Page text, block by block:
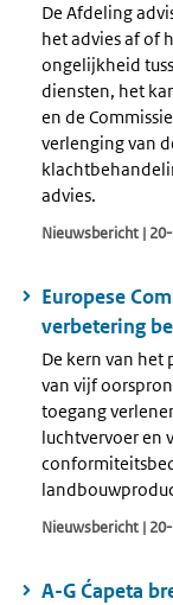
De Afdeling
het advies af of
ongelijkheid
diensten, het
en de
verlenging van
advies.
Nieuwsbericht |
Europese
verbetering
De kern van
van vijf
toegang
luchtvervoer en
Nieuwsbericht |
A-G Ćapeta